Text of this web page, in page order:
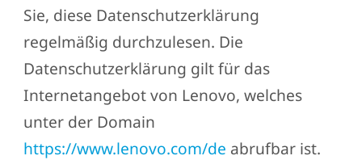
Sie, diese Datenschutzerklärung
regelmäßig durchzulesen. Die
Datenschutzerklärung gilt für das
Internetangebot von Lenovo, welches
unter der Domain
https://www.lenovo.com/de abrufbar ist.